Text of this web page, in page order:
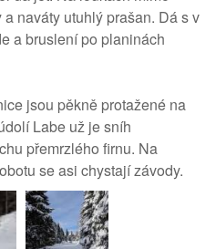
naváty utuhlý prašan. Dá s v
a bruslení po planinách
jsou pěkně protažené na
Labe už je sníh
přemrzlého firnu. Na
se asi chystají závody.